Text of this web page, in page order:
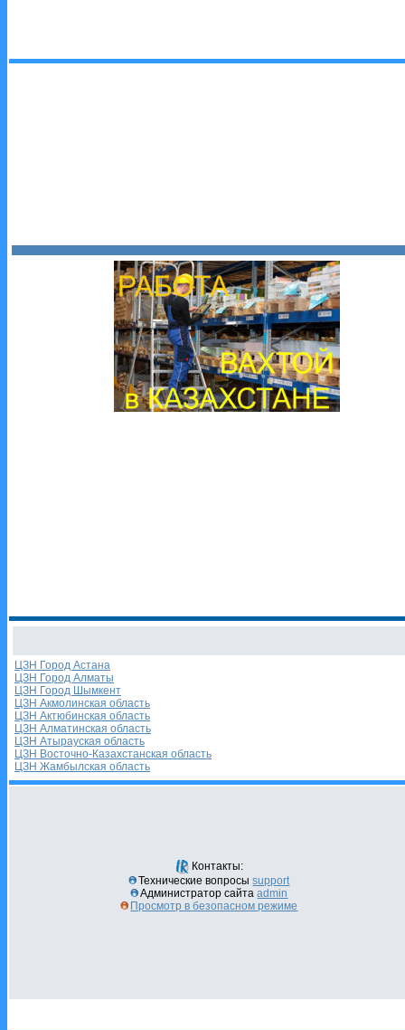
ЦЗН Город Астана
ЦЗН Город Алматы
ЦЗН Город Шымкент
ЦЗН Акмолинская область
ЦЗН Актюбинская область
ЦЗН Алматинская область
ЦЗН Атырауская область
ЦЗН Восточно-Казахстанская область
ЦЗН Жамбылская область
Контакты:
Технические вопросыsupport
Администратор сайтаadmin
Просмотр в безопасном режиме